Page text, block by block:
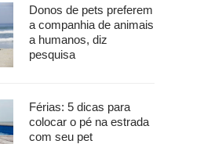
Donos de pets preferem
a companhia de animais
a humanos, diz
pesquisa
Férias: 5 dicas para
colocar o pé na estrada
com seu pet